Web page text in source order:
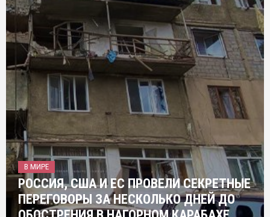
В МИРЕ
РОССИЯ, США И ЕС ПРОВЕЛИ СЕКРЕТНЫЕ
ПЕРЕГОВОРЫ ЗА НЕСКОЛЬКО ДНЕЙ ДО